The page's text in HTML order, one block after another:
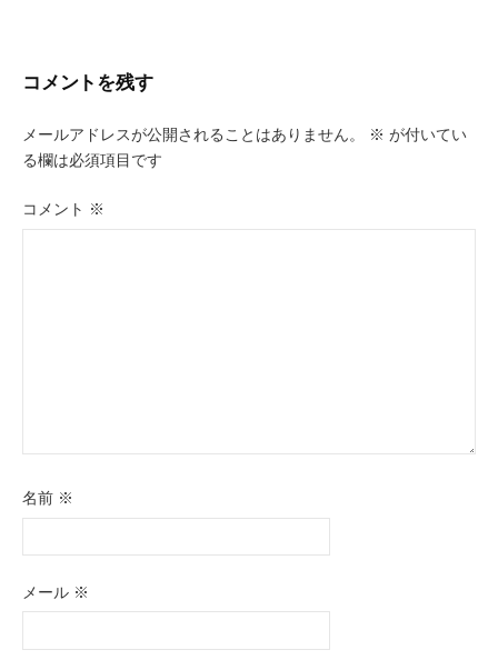
ゲ
ー
シ
ョ
コメントを残す
メールアドレスが公開されることはありません。 ※ が付いてい
る欄は必須項目です
コメント ※
名前 ※
メール ※